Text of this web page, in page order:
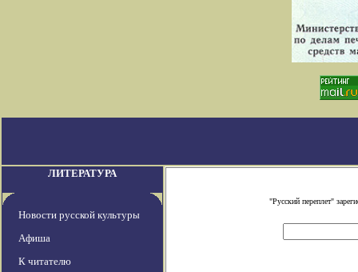
ЛИТЕРАТУРА
Новости русской культуры
Афиша
К читателю
"Русский переплет"